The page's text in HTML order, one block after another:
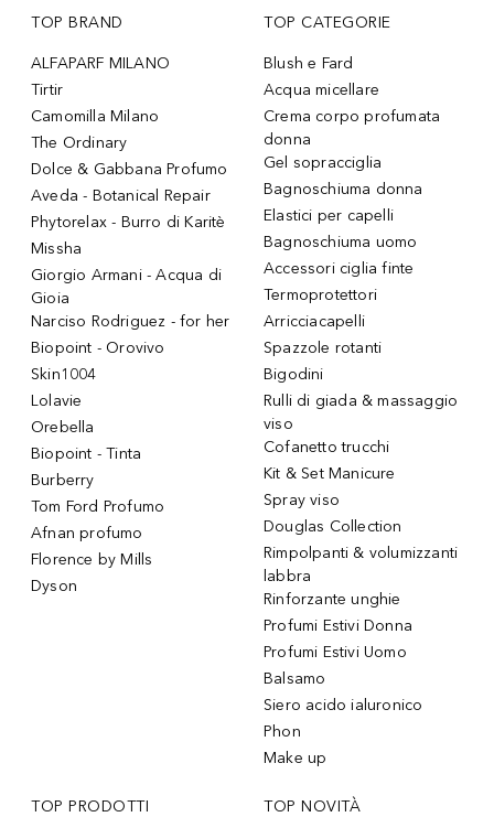
TOP BRAND
ALFAPARF MILANO
Tirtir
Camomilla Milano
The Ordinary
Dolce & Gabbana Profumo
Aveda - Botanical Repair
Phytorelax - Burro di Karitè
Missha
Giorgio Armani - Acqua di
Gioia
Narciso Rodriguez - for her
Biopoint - Orovivo
Skin1004
Lolavie
Orebella
Biopoint - Tinta
Burberry
Tom Ford Profumo
Afnan profumo
Florence by Mills
Dyson
TOP CATEGORIE
Blush e Fard
Acqua micellare
Crema corpo profumata
donna
Gel sopracciglia
Bagnoschiuma donna
Elastici per capelli
Bagnoschiuma uomo
Accessori ciglia finte
Termoprotettori
Arricciacapelli
Spazzole rotanti
Bigodini
Rulli di giada & massaggio
viso
Cofanetto trucchi
Kit & Set Manicure
Spray viso
Douglas Collection
Rimpolpanti & volumizzanti
labbra
Rinforzante unghie
Profumi Estivi Donna
Profumi Estivi Uomo
Balsamo
Siero acido ialuronico
Phon
Make up
TOP PRODOTTI TOP NOVITÀ